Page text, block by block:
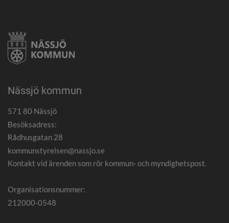
Nässjö kommun
571 80 Nässjö
Besöksadress:
Rådhusgatan 28
kommunstyrelsen@nassjo.se
Kontakt vid ärenden som rör kommun- och myndighetspost.
Organisationsnummer:
212000-0548